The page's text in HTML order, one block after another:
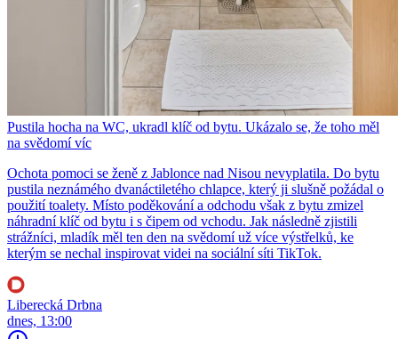
Pustila hocha na WC, ukradl klíč od bytu. Ukázalo se, že toho měl
na svědomí víc
Ochota pomoci se ženě z Jablonce nad Nisou nevyplatila. Do bytu
pustila neznámého dvanáctiletého chlapce, který ji slušně požádal o
použití toalety. Místo poděkování a odchodu však z bytu zmizel
náhradní klíč od bytu i s čipem od vchodu. Jak následně zjistili
strážníci, mladík měl ten den na svědomí už více výstřelků, ke
kterým se nechal inspirovat videi na sociální síti TikTok.
Liberecká Drbna
dnes, 13:00